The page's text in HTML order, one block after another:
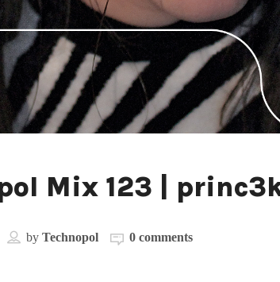
Mix 123 |
by Technopol 0 comments